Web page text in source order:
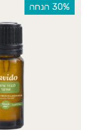
‫30% הנחה